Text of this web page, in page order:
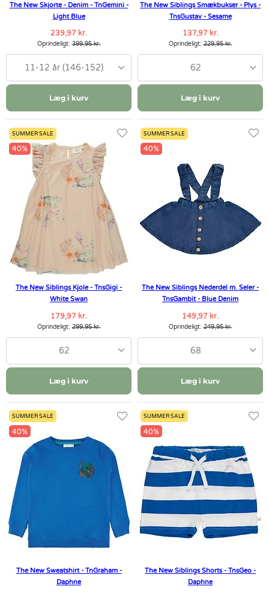
The New Skjorte - Denim - TnGemini -
Light Blue
239,97 kr.
Oprindeligt:399,95 kr.
11-12 år (146-152)
Læg i kurv
The New Siblings Smækbukser - Plys -
TnsGustav - Sesame
137,97 kr.
Oprindeligt:229,95 kr.
62
Læg i kurv
SUMMER SALE
40%
The New Siblings Kjole - TnsGigi -
White Swan
179,97 kr.
Oprindeligt:299,95 kr.
62
Læg i kurv
SUMMER SALE
40%
The New Siblings Nederdel m. Seler -
TnsGambit - Blue Denim
149,97 kr.
Oprindeligt:249,95 kr.
68
Læg i kurv
SUMMER SALE
40%
The New Sweatshirt - TnGraham -
Daphne
SUMMER SALE
40%
The New Siblings Shorts - TnsGeo -
Daphne